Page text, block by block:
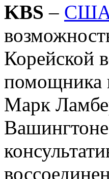
KBS –
Корейской
помощника
Марк
Вашингтоне